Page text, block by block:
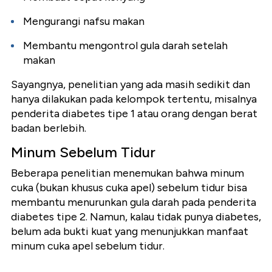
Mengurangi nafsu makan
Membantu mengontrol gula darah setelah
makan
Sayangnya, penelitian yang ada masih sedikit dan
hanya dilakukan pada kelompok tertentu, misalnya
penderita diabetes tipe 1 atau orang dengan berat
badan berlebih.
Minum Sebelum Tidur
Beberapa penelitian menemukan bahwa minum
cuka (bukan khusus cuka apel) sebelum tidur bisa
membantu menurunkan gula darah pada penderita
diabetes tipe 2. Namun, kalau tidak punya diabetes,
belum ada bukti kuat yang menunjukkan manfaat
minum cuka apel sebelum tidur.